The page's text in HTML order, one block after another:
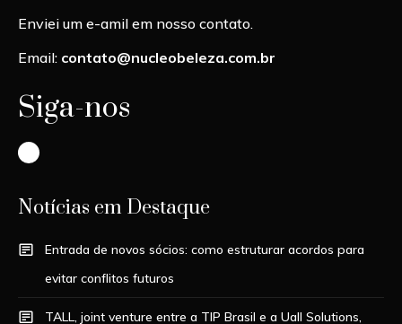
Enviei um e-amil em nosso contato.
Email: contato@nucleobeleza.com.br
Siga-nos
Instagram
Notícias em Destaque
Entrada de novos sócios: como estruturar acordos para
evitar conflitos futuros
TALL, joint venture entre a TIP Brasil e a Uall Solutions,